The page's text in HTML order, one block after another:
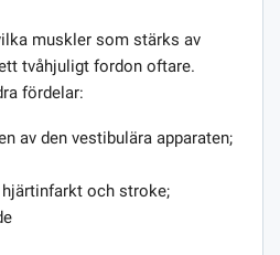
muskler som stärks av
tvåhjuligt fordon oftare.
fördelar:
av den vestibulära apparaten;
och stroke;